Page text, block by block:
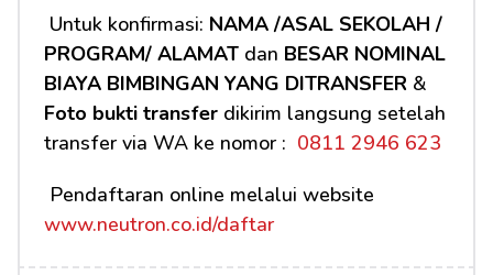
Untuk konfirmasi: NAMA /ASAL SEKOLAH /
PROGRAM/ ALAMAT dan BESAR NOMINAL
BIAYA BIMBINGAN YANG DITRANSFER
Foto bukti transfer dikirim langsung setelah
transfer via WA ke nomor : 0811 2946 623
www.neutron.co.id/daftar